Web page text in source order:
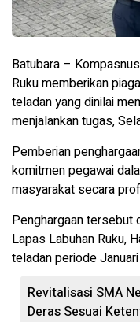
Batubara –
Ruku memberikan
teladan yang dinilai
menjalankan tugas,
Pemberian
komitmen pegawai
masyarakat secara
Penghargaan tersebut
Lapas Labuhan Ruku,
teladan periode
Revitalisasi SMA
Deras Sesuai